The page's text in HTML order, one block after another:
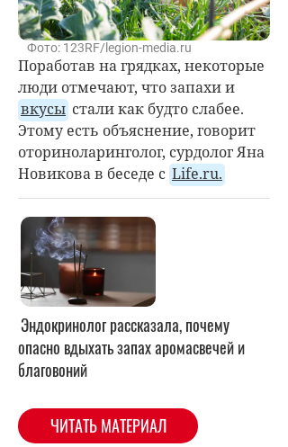
Фото: 123RF/legion-media.ru
Поработав на грядках, некоторые
люди отмечают, что запахи и
вкусы стали как будто слабее.
Этому есть объяснение, говорит
оториноларинголог, сурдолог Яна
Новикова в беседе с Life.ru.
Эндокринолог рассказала, почему
опасно вдыхать запах аромасвечей и
благовоний
ЧИТАТЬ МАТЕРИАЛ